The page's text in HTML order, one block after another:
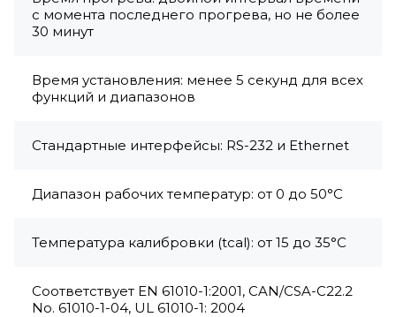
с момента последнего прогрева, но не более
30 минут
Время установления: менее 5 секунд для всех
функций и диапазонов
Стандартные интерфейсы: RS-232 и Ethernet
Диапазон рабочих температур: от 0 до 50°C
Температура калибровки (tcal): от 15 до 35°C
Соответствует EN 61010-1:2001, CAN/CSA-C22.2
No. 61010-1-04, UL 61010-1: 2004